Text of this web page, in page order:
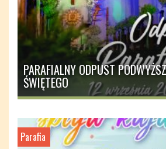
PARAFIALNY ODPUST
ŚWIĘTEGO
Parafia